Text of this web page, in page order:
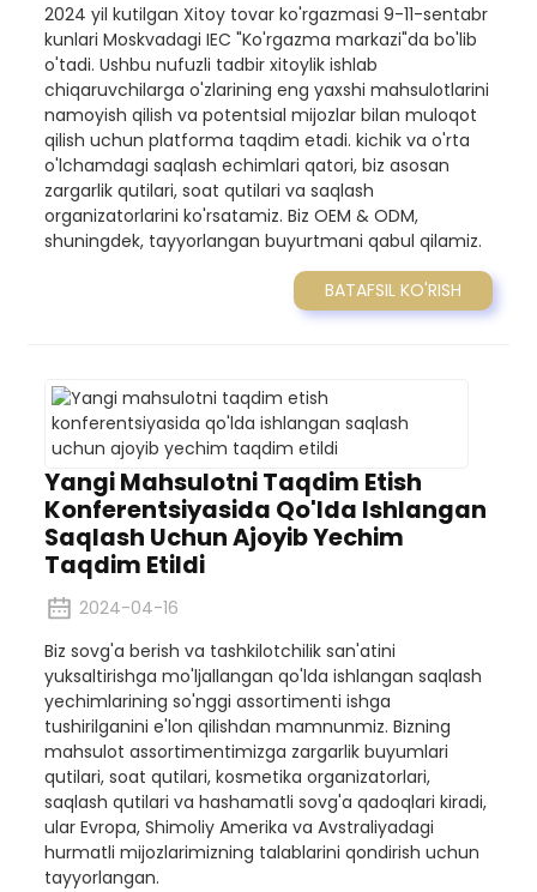
2024 yil kutilgan Xitoy tovar ko'rgazmasi 9-11-sentabr
kunlari Moskvadagi IEC "Ko'rgazma markazi"da bo'lib
o'tadi. Ushbu nufuzli tadbir xitoylik ishlab
chiqaruvchilarga o'zlarining eng yaxshi mahsulotlarini
namoyish qilish va potentsial mijozlar bilan muloqot
qilish uchun platforma taqdim etadi. kichik va o'rta
o'lchamdagi saqlash echimlari qatori, biz asosan
zargarlik qutilari, soat qutilari va saqlash
organizatorlarini ko'rsatamiz. Biz OEM & ODM,
shuningdek, tayyorlangan buyurtmani qabul qilamiz.
BATAFSIL KO'RISH
Yangi Mahsulotni Taqdim Etish
Konferentsiyasida Qo'lda Ishlangan
Saqlash Uchun Ajoyib Yechim
Taqdim Etildi
2024-04-16
Biz sovg'a berish va tashkilotchilik san'atini
yuksaltirishga mo'ljallangan qo'lda ishlangan saqlash
yechimlarining so'nggi assortimenti ishga
tushirilganini e'lon qilishdan mamnunmiz. Bizning
mahsulot assortimentimizga zargarlik buyumlari
qutilari, soat qutilari, kosmetika organizatorlari,
saqlash qutilari va hashamatli sovg'a qadoqlari kiradi,
ular Evropa, Shimoliy Amerika va Avstraliyadagi
hurmatli mijozlarimizning talablarini qondirish uchun
tayyorlangan.